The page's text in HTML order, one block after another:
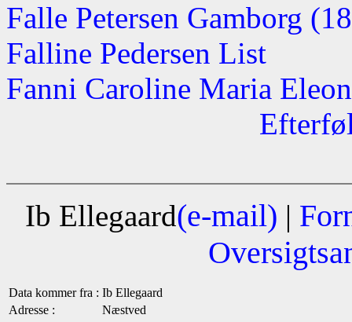
Falle Petersen Gamborg
Falline Pedersen List
Fanni Caroline Maria
Ib Ellegaard(e-mail) |
Data kommer fra : Ib Ellegaard
Adresse :
Næstved